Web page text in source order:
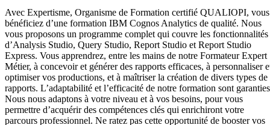
Avec Expertisme, Organisme de Formation certifié QUALIOPI, vous
bénéficiez d’une formation IBM Cognos Analytics de qualité. Nous
vous proposons un programme complet qui couvre les fonctionnalités
d’Analysis Studio, Query Studio, Report Studio et Report Studio
Express. Vous apprendrez, entre les mains de notre Formateur Expert
Métier, à concevoir et générer des rapports efficaces, à personnaliser
optimiser vos productions, et à maîtriser la création de divers types de
rapports. L’adaptabilité et l’efficacité de notre formation sont
Nous nous adaptons à votre niveau et à vos besoins, pour vous
permettre d’acquérir des compétences clés qui enrichiront votre
parcours professionnel. Ne ratez pas cette opportunité de booster vos